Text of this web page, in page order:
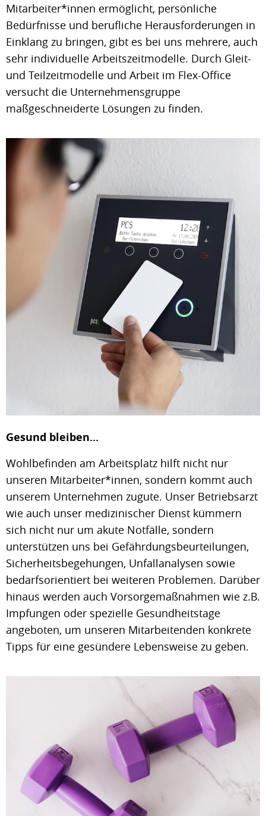
Mitarbeiter*innen ermöglicht, persönliche
Bedürfnisse und berufliche Herausforderungen in
Einklang zu bringen, gibt es bei uns mehrere, auch
sehr individuelle Arbeitszeitmodelle. Durch Gleit-
und Teilzeitmodelle und Arbeit im Flex-Office
versucht die Unternehmensgruppe
maßgeschneiderte Lösungen zu finden.
Gesund bleiben...
Wohlbefinden am Arbeitsplatz hilft nicht nur
unseren Mitarbeiter*innen, sondern kommt auch
unserem Unternehmen zugute. Unser Betriebsarzt
wie auch unser medizinischer Dienst kümmern
sich nicht nur um akute Notfälle, sondern
unterstützen uns bei Gefährdungsbeurteilungen,
Sicherheitsbegehungen, Unfallanalysen sowie
bedarfsorientiert bei weiteren Problemen. Darüber
hinaus werden auch Vorsorgemaßnahmen wie z.B.
Impfungen oder spezielle Gesundheitstage
angeboten, um unseren Mitarbeitenden konkrete
Tipps für eine gesündere Lebensweise zu geben.